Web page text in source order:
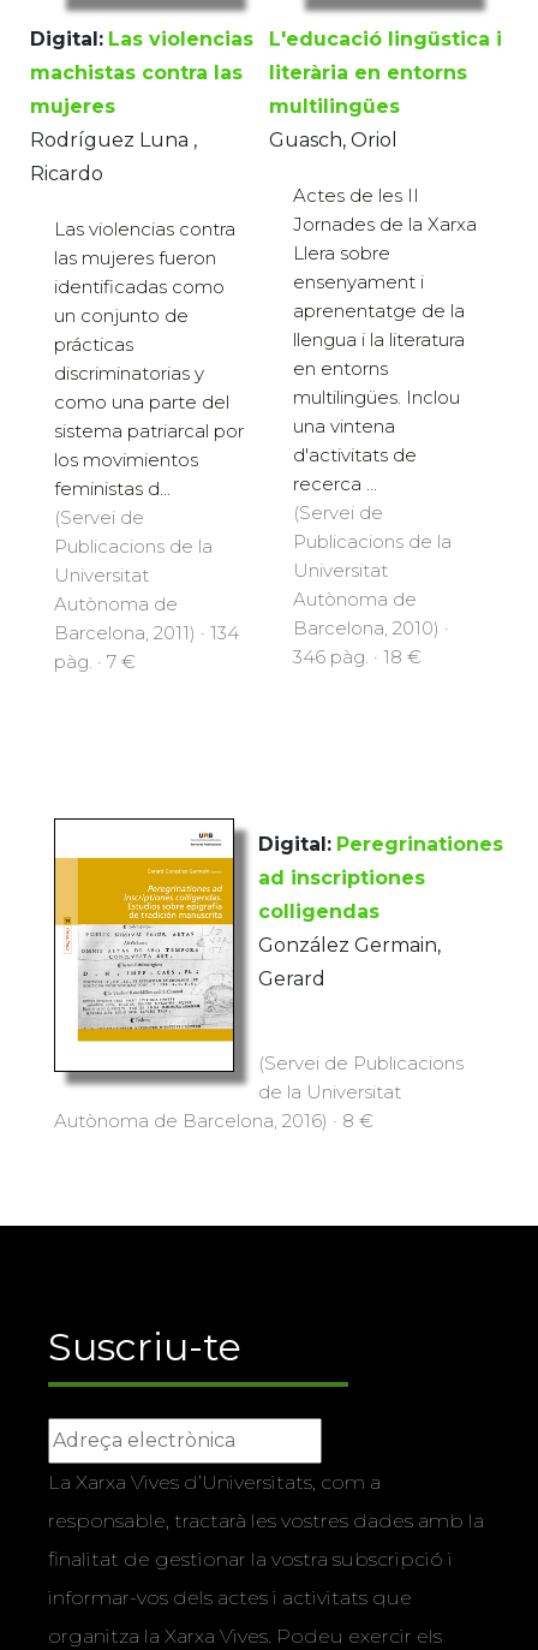
Digital: Las violencias
machistas contra las
mujeres
Rodríguez Luna ,
Ricardo
Las violencias contra
las mujeres fueron
identificadas como
un conjunto de
prácticas
discriminatorias y
como una parte del
sistema patriarcal por
los movimientos
feministas d...
(Servei de
Publicacions de la
Universitat
Autònoma de
Barcelona, 2011) · 134
pàg. · 7 €
L'educació lingüstica i
literària en entorns
multilingües
Guasch, Oriol
Actes de les II
Jornades de la Xarxa
Llera sobre
ensenyament i
aprenentatge de la
llengua i la literatura
en entorns
multilingües. Inclou
una vintena
d'activitats de
recerca ...
(Servei de
Publicacions de la
Universitat
Autònoma de
Barcelona, 2010) ·
346 pàg. · 18 €
Digital: Peregrinationes
ad inscriptiones
colligendas
González Germain,
Gerard
(Servei de Publicacions
de la Universitat
Autònoma de Barcelona, 2016) · 8 €
Suscriu-te
La Xarxa Vives d’Universitats, com a
responsable, tractarà les vostres dades amb la
finalitat de gestionar la vostra subscripció i
informar-vos dels actes i activitats que
organitza la Xarxa Vives. Podeu exercir els